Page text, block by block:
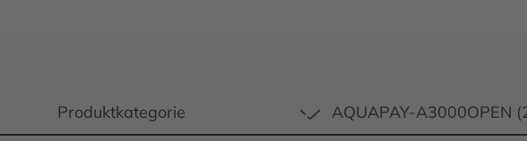
Produktkategorie AQUAPAY-A3000OPEN